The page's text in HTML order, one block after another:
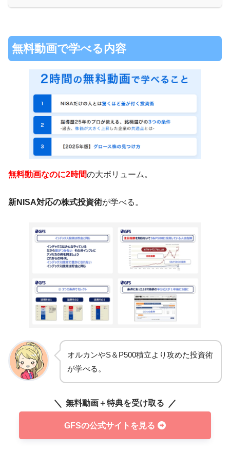
無料動画で学べる内容
無料動画なのに2時間の大ボリューム。
新NISA対応の株式投資術が学べる。
オルカンやS＆P500積立より攻めた投資術
が学べる。
無料動画＋特典を受け取る
GFSの公式サイトを見る